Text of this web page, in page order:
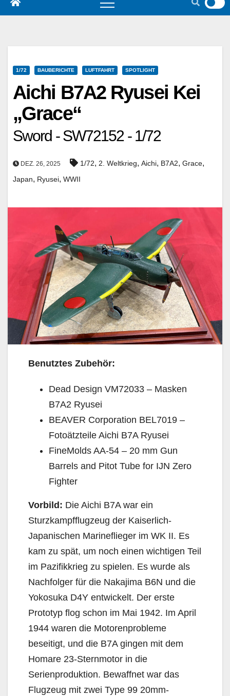
1/72 BAUBERICHTE LUFTFAHRT SPOTLIGHT
Aichi B7A2 Ryusei Kei
„Grace“
Sword - SW72152 - 1/72
DEZ. 26, 2025 1/72, 2. Weltkrieg, Aichi, B7A2, Grace,
Japan, Ryusei, WWII
Benutztes Zubehör:
Dead Design VM72033 – Masken
B7A2 Ryusei
BEAVER Corporation BEL7019 –
Fotoätzteile Aichi B7A Ryusei
FineMolds AA-54 – 20 mm Gun
Barrels and Pitot Tube for IJN Zero
Fighter
Vorbild: Die Aichi B7A war ein
Sturzkampfflugzeug der Kaiserlich-
Japanischen Marineflieger im WK II. Es
kam zu spät, um noch einen wichtigen Teil
im Pazifikkrieg zu spielen. Es wurde als
Nachfolger für die Nakajima B6N und die
Yokosuka D4Y entwickelt. Der erste
Prototyp flog schon im Mai 1942. Im April
1944 waren die Motorenprobleme
beseitigt, und die B7A gingen mit dem
Homare 23-Sternmotor in die
Serienproduktion. Bewaffnet war das
Flugzeug mit zwei Type 99 20mm-